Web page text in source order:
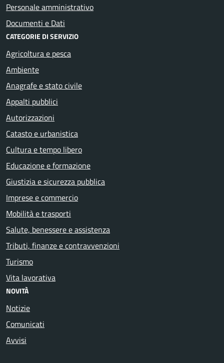
Personale amministrativo
Documenti e Dati
CATEGORIE DI SERVIZIO
Agricoltura e pesca
Ambiente
Anagrafe e stato civile
Appalti pubblici
Autorizzazioni
Catasto e urbanistica
Cultura e tempo libero
Educazione e formazione
Giustizia e sicurezza pubblica
Imprese e commercio
Mobilità e trasporti
Salute, benessere e assistenza
Tributi, finanze e contravvenzioni
Turismo
Vita lavorativa
NOVITÀ
Notizie
Comunicati
Avvisi